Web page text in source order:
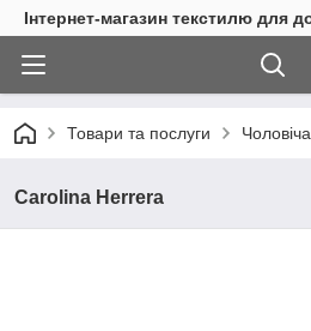
Інтернет-магазин текстилю для
Товари та послуги Чоловіча
Carolina Herrera